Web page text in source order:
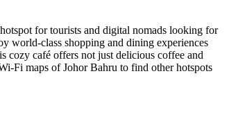
for tourists and digital nomads looking for
world-class shopping and dining experiences
cozy café offers not just delicious coffee and
Fi maps of Johor Bahru to find other hotspots